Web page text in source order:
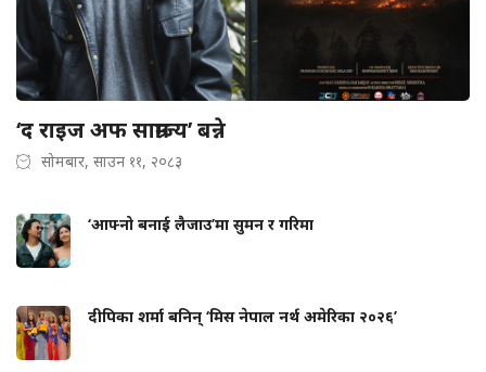
‘द राइज अफ साम्राज्य’ बन्ने
सोमबार, साउन ११, २०८३
‘आफ्नो बनाई लैजाउ’मा सुमन र गरिमा
दीपिका शर्मा बनिन् ‘मिस नेपाल नर्थ अमेरिका २०२६’